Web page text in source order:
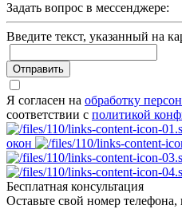
Задать вопрос в мессенджере:
Введите текcт, указанный на
Отправить
Я согласен на обработку
соответствии с политикой
окон
Бесплатная консультация
Оставьте свой номер